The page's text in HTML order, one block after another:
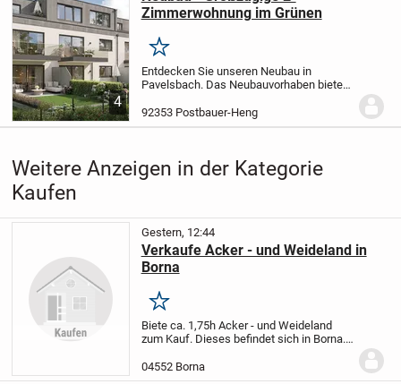
4
Zimmerwohnung im Grünen
Merken
Entdecken Sie unseren Neubau in
Pavelsbach. Das Neubauvorhaben bietet
sondern auch nachhaltige und
zukunftsorientierte Technologien. Durch
92353 Postbauer-Heng
Weitere Anzeigen in der Kategorie
Kaufen
Gestern, 12:44
Verkaufe Acker - und Weideland in
Borna
Merken
Biete ca. 1,75h Acker - und Weideland
zum Kauf. Dieses befindet sich in Borna.
04552 Borna